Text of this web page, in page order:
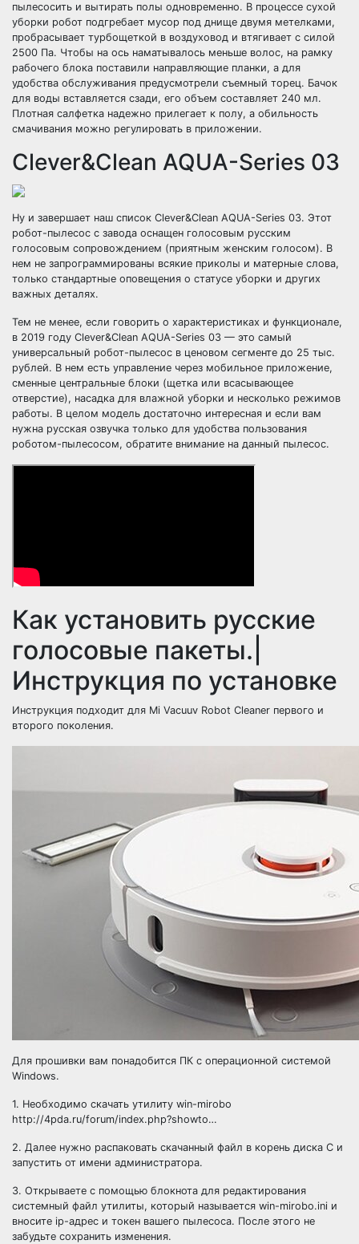
пылесосить и вытирать полы одновременно. В процессе сухой
уборки робот подгребает мусор под днище двумя метелками,
пробрасывает турбощеткой в воздуховод и втягивает с силой
2500 Па. Чтобы на ось наматывалось меньше волос, на рамку
рабочего блока поставили направляющие планки, а для
удобства обслуживания предусмотрели съемный торец. Бачок
для воды вставляется сзади, его объем составляет 240 мл.
Плотная салфетка надежно прилегает к полу, а обильность
смачивания можно регулировать в приложении.
Clever&Clean AQUA-Series 03
Ну и завершает наш список Clever&Clean AQUA-Series 03. Этот
робот-пылесос с завода оснащен голосовым русским
голосовым сопровождением (приятным женским голосом). В
нем не запрограммированы всякие приколы и матерные слова,
только стандартные оповещения о статусе уборки и других
важных деталях.
Тем не менее, если говорить о характеристиках и функционале,
в 2019 году Clever&Clean AQUA-Series 03 — это самый
универсальный робот-пылесос в ценовом сегменте до 25 тыс.
рублей. В нем есть управление через мобильное приложение,
сменные центральные блоки (щетка или всасывающее
отверстие), насадка для влажной уборки и несколько режимов
работы. В целом модель достаточно интересная и если вам
нужна русская озвучка только для удобства пользования
роботом-пылесосом, обратите внимание на данный пылесос.
Как установить русские
голосовые пакеты.|
Инструкция по установке
Инструкция подходит для Mi Vacuuv Robot Cleaner первого и
второго поколения.
Для прошивки вам понадобится ПК с операционной системой
Windows.
1. Необходимо скачать утилиту win-mirobo
http://4pda.ru/forum/index.php?showto…
2. Далее нужно распаковать скачанный файл в корень диска C и
запустить от имени администратора.
3. Открываете с помощью блокнота для редактирования
системный файл утилиты, который называется win-mirobo.ini и
вносите ip-адрес и токен вашего пылесоса. После этого не
забудьте сохранить изменения.